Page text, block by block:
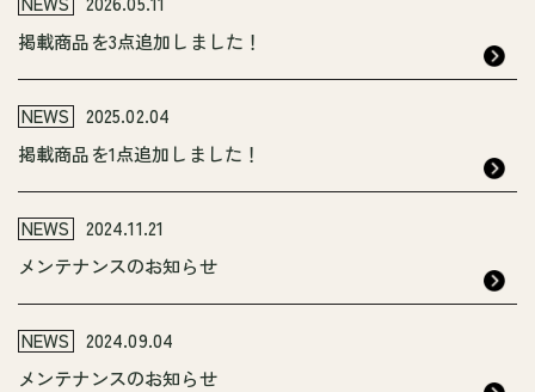
掲載商品を3点追加しました！
NEWS
2025.02.04
掲載商品を1点追加しました！
NEWS
2024.11.21
メンテナンスのお知らせ
NEWS
2024.09.04
メンテナンスのお知らせ